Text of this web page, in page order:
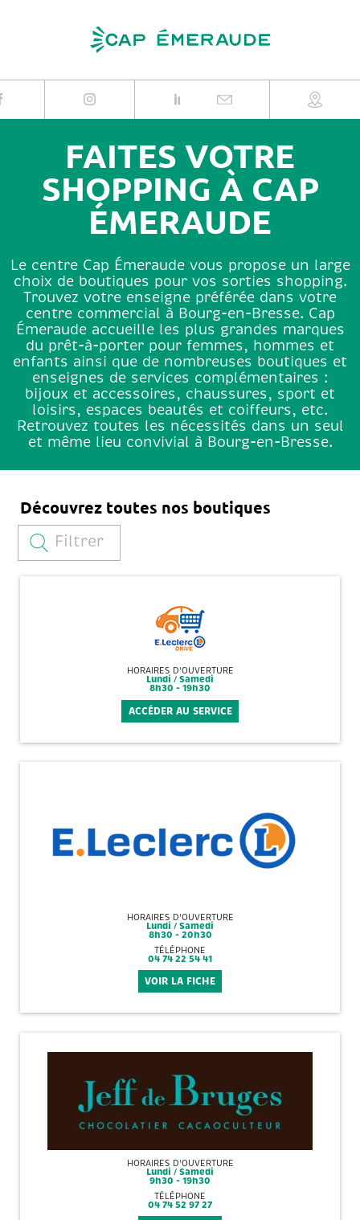
FAITES VOTRE
SHOPPING À CAP
ÉMERAUDE
Le centre Cap Émeraude vous propose un large
choix de boutiques pour vos sorties shopping.
Trouvez votre enseigne préférée dans votre
centre commercial à Bourg-en-Bresse. Cap
Émeraude accueille les plus grandes marques
du prêt-à-porter pour femmes, hommes et
enfants ainsi que de nombreuses boutiques et
enseignes de services complémentaires :
bijoux et accessoires, chaussures, sport et
loisirs, espaces beautés et coiffeurs, etc.
Retrouvez toutes les nécessités dans un seul
et même lieu convivial à Bourg-en-Bresse.
Découvrez toutes nos boutiques
Filtrer
HORAIRES D'OUVERTURE
Lundi / Samedi
8h30 - 19h30
ACCÉDER AU SERVICE
HORAIRES D'OUVERTURE
Lundi / Samedi
8h30 - 20h30
TÉLÉPHONE
04 74 22 54 41
VOIR LA FICHE
HORAIRES D'OUVERTURE
Lundi / Samedi
9h30 - 19h30
TÉLÉPHONE
04 74 52 97 27